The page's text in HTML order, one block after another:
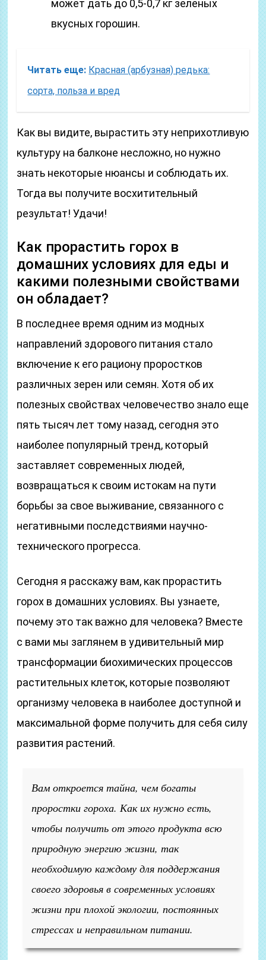
может дать до 0,5-0,7 кг зеленых
вкусных горошин.
Читать еще: Красная (арбузная) редька:
сорта, польза и вред
Как вы видите, вырастить эту неприхотливую
культуру на балконе несложно, но нужно
знать некоторые нюансы и соблюдать их.
Тогда вы получите восхитительный
результат! Удачи!
Как прорастить горох в
домашних условиях для еды и
какими полезными свойствами
он обладает?
В последнее время одним из модных
направлений здорового питания стало
включение к его рациону проростков
различных зерен или семян. Хотя об их
полезных свойствах человечество знало еще
пять тысяч лет тому назад, сегодня это
наиболее популярный тренд, который
заставляет современных людей,
возвращаться к своим истокам на пути
борьбы за свое выживание, связанного с
негативными последствиями научно-
технического прогресса.
Сегодня я расскажу вам, как прорастить
горох в домашних условиях. Вы узнаете,
почему это так важно для человека? Вместе
с вами мы заглянем в удивительный мир
трансформации биохимических процессов
растительных клеток, которые позволяют
организму человека в наиболее доступной и
максимальной форме получить для себя силу
развития растений.
Вам откроется тайна, чем богаты
проростки гороха. Как их нужно есть,
чтобы получить от этого продукта всю
природную энергию жизни, так
необходимую каждому для поддержания
своего здоровья в современных условиях
жизни при плохой экологии, постоянных
стрессах и неправильном питании.